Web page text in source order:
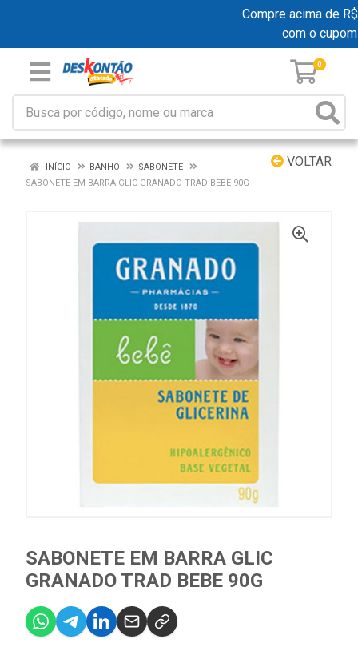
Compre acima de
com o cupom
0
VOLTAR
INÍCIO BANHO
SABONETE
SABONETE EM BARRA GLIC GRANADO TRAD BEBE 90G
SABONETE EM BARRA GLIC
GRANADO TRAD BEBE 90G